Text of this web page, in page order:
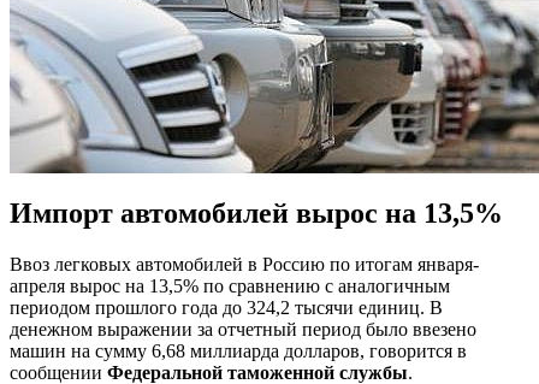
Импорт автомобилей вырос на 13,5%
Ввоз легковых автомобилей в Россию по итогам января-
апреля вырос на 13,5% по сравнению с аналогичным
периодом прошлого года до 324,2 тысячи единиц. В
денежном выражении за отчетный период было ввезено
машин на сумму 6,68 миллиарда долларов, говорится в
сообщении Федеральной таможенной службы.